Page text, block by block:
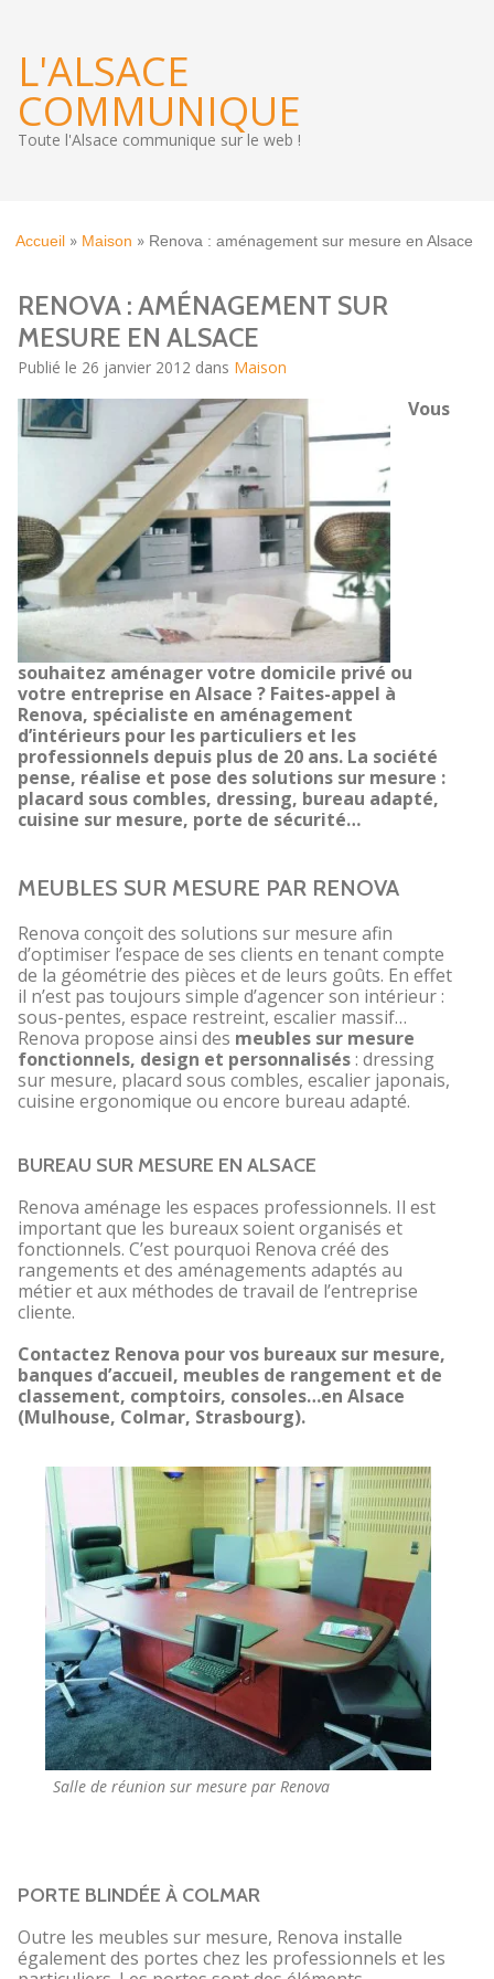
L'ALSACE
COMMUNIQUE
Toute l'Alsace communique sur le web !
Accueil » Maison » Renova : aménagement sur mesure en Alsace
RENOVA : AMÉNAGEMENT SUR
MESURE EN ALSACE
Publié le 26 janvier 2012 dans Maison
Vous
souhaitez aménager votre domicile privé ou
votre entreprise en Alsace ? Faites-appel à
Renova, spécialiste en aménagement
d’intérieurs pour les particuliers et les
professionnels depuis plus de 20 ans. La société
pense, réalise et pose des solutions sur mesure :
placard sous combles, dressing, bureau adapté,
cuisine sur mesure, porte de sécurité…
MEUBLES SUR MESURE PAR RENOVA
Renova conçoit des solutions sur mesure afin
d’optimiser l’espace de ses clients en tenant compte
de la géométrie des pièces et de leurs goûts. En effet
il n’est pas toujours simple d’agencer son intérieur :
sous-pentes, espace restreint, escalier massif…
Renova propose ainsi des meubles sur mesure
fonctionnels, design et personnalisés: dressing
sur mesure, placard sous combles, escalier japonais,
cuisine ergonomique ou encore bureau adapté.
BUREAU SUR MESURE EN ALSACE
Renova aménage les espaces professionnels. Il est
important que les bureaux soient organisés et
fonctionnels. C’est pourquoi Renova créé des
rangements et des aménagements adaptés au
métier et aux méthodes de travail de l’entreprise
cliente.
Contactez Renova pour vos bureaux sur mesure,
banques d’accueil, meubles de rangement et de
classement, comptoirs, consoles…en Alsace
(Mulhouse, Colmar, Strasbourg).
Salle de réunion sur mesure par Renova
PORTE BLINDÉE À COLMAR
Outre les meubles sur mesure, Renova installe
également des portes chez les professionnels et les